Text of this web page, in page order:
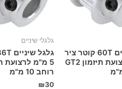
גלגל שיניים 60T קוטר ציר
6 מ"מ לרצועת תיזמון GT2
גלגלי שיניים
רוחב 10 מ"מ
₪30